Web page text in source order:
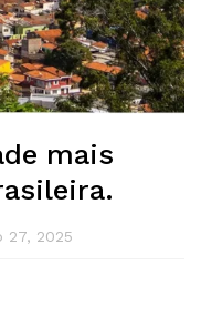
mais
27, 2025